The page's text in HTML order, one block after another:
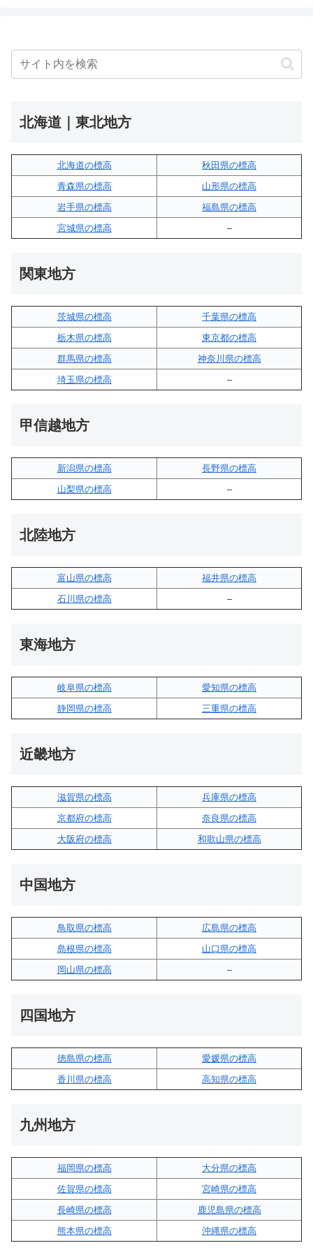
北海道｜東北地方
北海道の標高
秋田県の標高
青森県の標高
山形県の標高
岩手県の標高
福島県の標高
宮城県の標高
–
関東地方
茨城県の標高
千葉県の標高
栃木県の標高
東京都の標高
群馬県の標高
神奈川県の標高
埼玉県の標高
–
甲信越地方
新潟県の標高
長野県の標高
山梨県の標高
–
北陸地方
富山県の標高
福井県の標高
石川県の標高
–
東海地方
岐阜県の標高
愛知県の標高
静岡県の標高
三重県の標高
近畿地方
滋賀県の標高
兵庫県の標高
京都府の標高
奈良県の標高
大阪府の標高
和歌山県の標高
中国地方
鳥取県の標高
広島県の標高
島根県の標高
山口県の標高
岡山県の標高
–
四国地方
徳島県の標高
愛媛県の標高
香川県の標高
高知県の標高
九州地方
福岡県の標高
大分県の標高
佐賀県の標高
宮崎県の標高
長崎県の標高
鹿児島県の標高
熊本県の標高
沖縄県の標高